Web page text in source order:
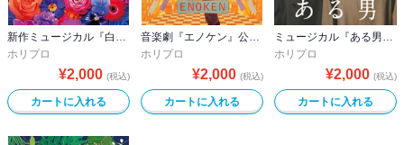
新作ミュージカル『白爪草』公演プログラム
ホリプロ
¥2,000 (税込)
カートに入れる
音楽劇『エノケン』公演プログラム
ホリプロ
¥2,000 (税込)
カートに入れる
ミュージカル『ある男』公演プログラム
ホリプロ
¥2,000 (税込)
カートに入れる